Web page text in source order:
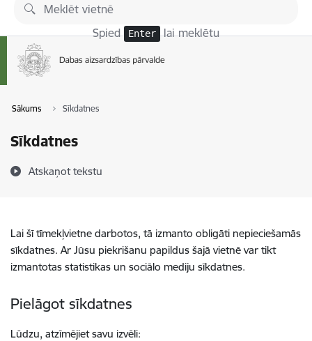
Pāriet uz lapas saturu
Spied Enter lai meklētu
Sākums Sīkdatnes
Sīkdatnes
Atskaņot tekstu
Lai šī tīmekļvietne darbotos, tā izmanto obligāti nepieciešamās
sīkdatnes. Ar Jūsu piekrišanu papildus šajā vietnē var tikt
izmantotas statistikas un sociālo mediju sīkdatnes.
Pielāgot sīkdatnes
Lūdzu, atzīmējiet savu izvēli: